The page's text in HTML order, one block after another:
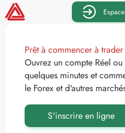
Prêt à commencer à
Ouvrez un compte Réel
quelques minutes et
le Forex et d'autres
S'inscrire en ligne